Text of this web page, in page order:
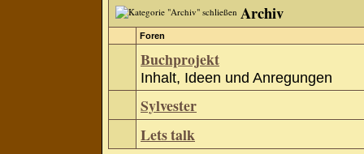
Archiv
Foren
Buchprojekt
Inhalt, Ideen und Anregungen
Sylvester
Lets talk